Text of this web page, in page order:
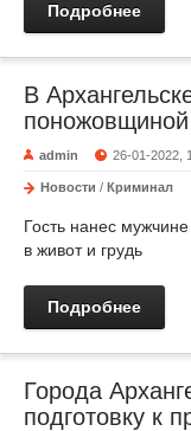
Подробнее
В
поножовщиной
admin 26-01-2022,
Новости / Криминал
Гость нанес
в живот и грудь
Подробнее
Города
подготовку к